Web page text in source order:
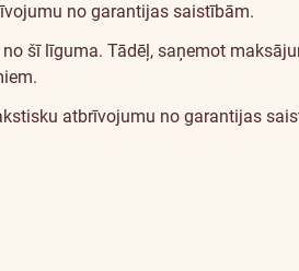
no garantijas saistībām.
šī līguma. Tādēļ, saņemot
atbrīvojumu no garantijas